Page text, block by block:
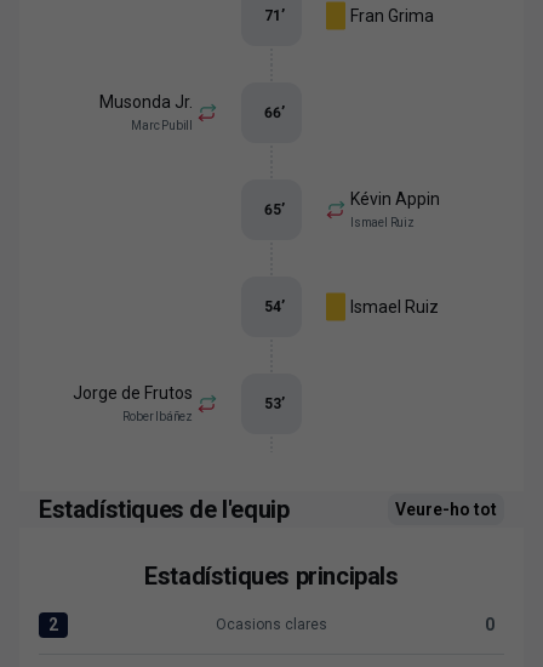
Fran Grima
71 ’
Musonda Jr.
Marc Pubill
66’
Kévin Appin
Ismael Ruiz
65’
Ismael Ruiz
54’
Jorge de Frutos
Rober Ibáñez
53’
Estadístiques de l'equip Veure-ho tot
Estadístiques principals
Ocasions clares:Levante UD 2 versus UD Ibiza 0
2 Ocasions clares 0